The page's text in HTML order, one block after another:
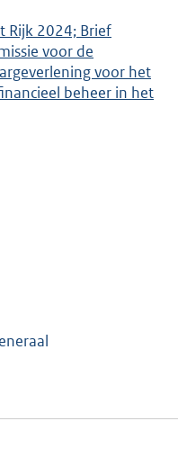
Rijk 2024; Brief
voor de
voor het
beheer in het